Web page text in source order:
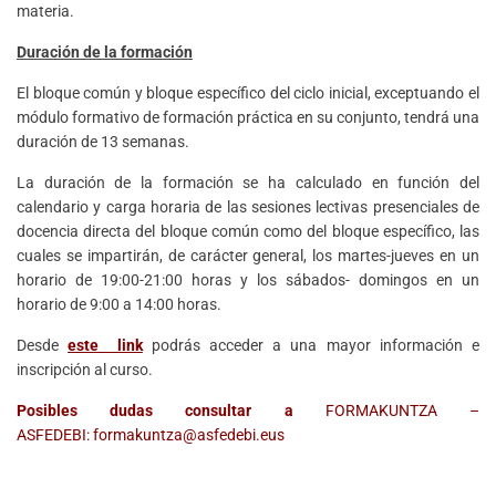
materia.
Duración de la formación
El bloque común y bloque específico del ciclo inicial, exceptuando el
módulo formativo de formación práctica en su conjunto, tendrá una
duración de 13 semanas.
La duración de la formación se ha calculado en función del
calendario y carga horaria de las sesiones lectivas presenciales de
docencia directa del bloque común como del bloque específico, las
cuales se impartirán, de carácter general, los martes-jueves en un
horario de 19:00-21:00 horas y los sábados- domingos en un
horario de 9:00 a 14:00 horas.
Desdeeste linkpodrás acceder a una mayor información e
inscripción al curso.
Posibles dudas consultar a FORMAKUNTZA –
ASFEDEBI:formakuntza@asfedebi.eus